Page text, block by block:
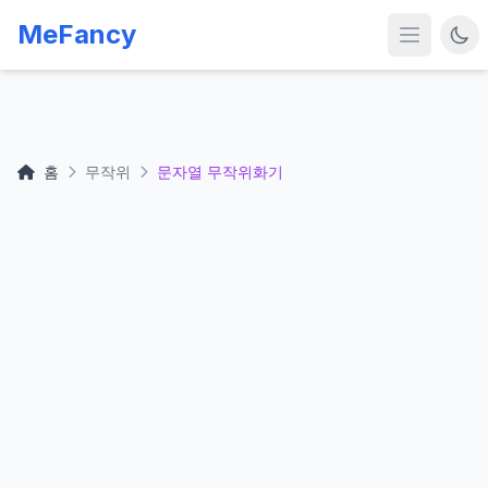
MeFancy
홈 무작위 문자열 무작위화기